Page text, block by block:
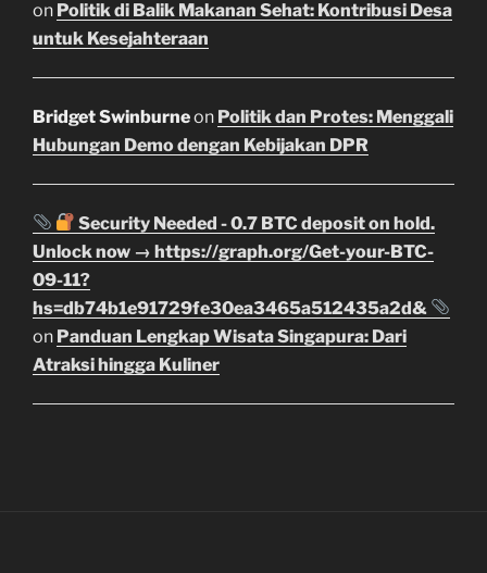
on Politik di Balik Makanan Sehat: Kontribusi Desa
untuk Kesejahteraan
Bridget Swinburneon Politik dan Protes: Menggali
Hubungan Demo dengan Kebijakan DPR
Security Needed - 0.7 BTC deposit on hold.
Unlock now → https://graph.org/Get-your-BTC-
09-11?
hs=db74b1e91729fe30ea3465a512435a2d&
on Panduan Lengkap Wisata Singapura: Dari
Atraksi hingga Kuliner